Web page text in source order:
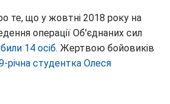
те, що у жовтні 2018 року на
операції Об'єднаних сил
14 осіб. Жертвою бойовиків
річна студентка Олеся